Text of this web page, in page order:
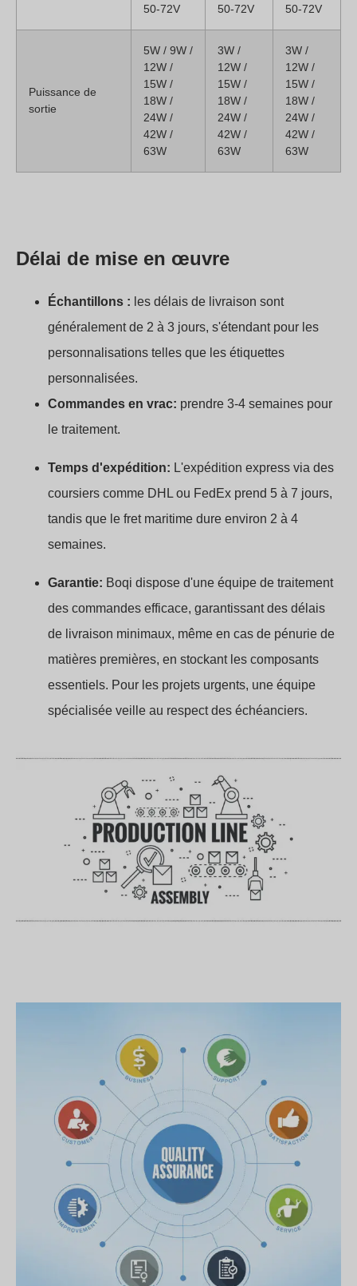
50-72V
50-72V
50-72V
Puissance de
sortie
5W / 9W /
12W /
15W /
18W /
24W /
42W /
63W
3W /
12W /
15W /
18W /
24W /
42W /
63W
3W /
12W /
15W /
18W /
24W /
42W /
63W
Délai de mise en œuvre
Échantillons : les délais de livraison sont
généralement de 2 à 3 jours, s'étendant pour les
personnalisations telles que les étiquettes
personnalisées.
Commandes en vrac: prendre 3-4 semaines pour
le traitement.
Temps d'expédition: L'expédition express via des
coursiers comme DHL ou FedEx prend 5 à 7 jours,
tandis que le fret maritime dure environ 2 à 4
semaines.
Garantie: Boqi dispose d'une équipe de traitement
des commandes efficace, garantissant des délais
de livraison minimaux, même en cas de pénurie de
matières premières, en stockant les composants
essentiels. Pour les projets urgents, une équipe
spécialisée veille au respect des échéanciers.